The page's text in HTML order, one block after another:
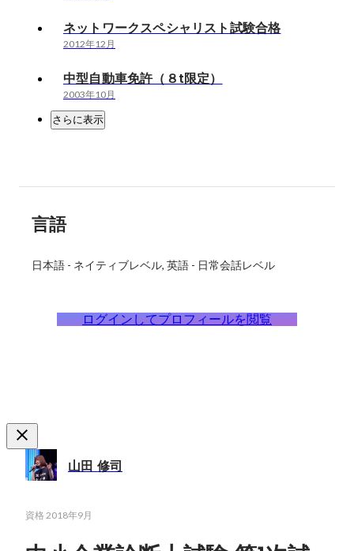
ネットワークスペシャリスト試験合格
2012年12月
中型自動車免許（８t限定）
2003年10月
さらに表示
言語
日本語 - ネイティブレベル 英語 - 日常会話レベル
ログインしてプロフィールを閲覧
山田 修司
資格 2018年9月